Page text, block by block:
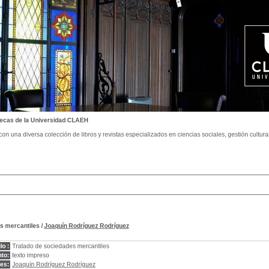
mercantiles / Joaquín Rodríguez Rodríguez
: Tratado de sociedades mercantiles
texto impreso
Joaquín Rodríguez Rodríguez
de la Universidad CLAEH
una diversa colección de libros y revistas especializados en ciencias sociales, gestión